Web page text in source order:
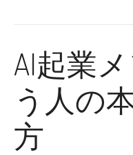
AI起業
う人の
方